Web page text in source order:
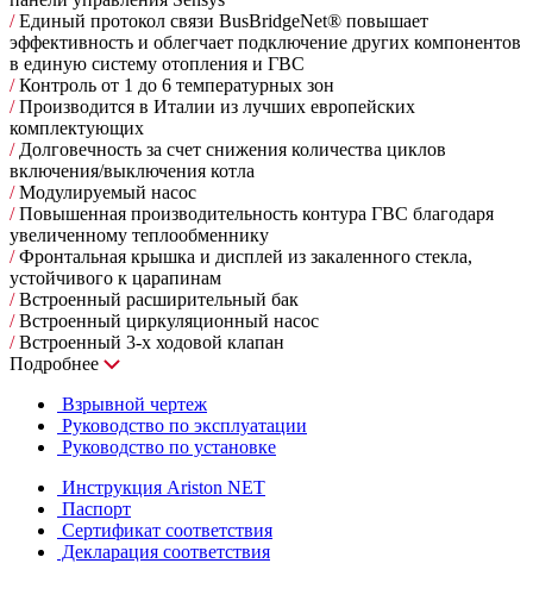
/Единый протокол связи BusBridgeNet® повышает
эффективность и облегчает подключение других компонентов
в единую систему отопления и ГВС
/Контроль от 1 до 6 температурных зон
/Производится в Италии из лучших европейских
комплектующих
/Долговечность за счет снижения количества циклов
включения/выключения котла
/Модулируемый насос
/Повышенная производительность контура ГВС благодаря
увеличенному теплообменнику
/Фронтальная крышка и дисплей из закаленного стекла,
устойчивого к царапинам
/Встроенный расширительный бак
/Встроенный циркуляционный насос
/Встроенный 3-х ходовой клапан
Подробнее
Взрывной чертеж
Руководство по эксплуатации
Руководство по установке
Инструкция Ariston NET
Паспорт
Сертификат соответствия
Декларация соответствия